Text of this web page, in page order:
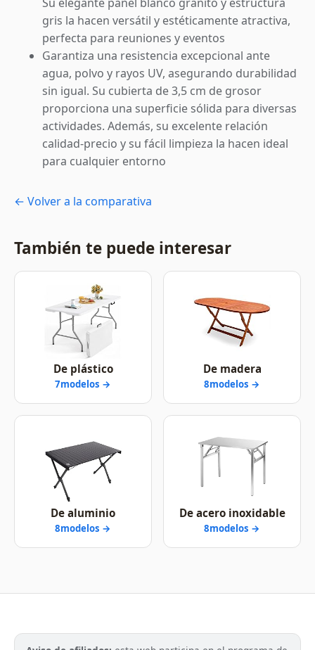
gris la hacen versátil y estéticamente atractiva,
perfecta para reuniones y eventos
Garantiza una resistencia excepcional ante
agua, polvo y rayos UV, asegurando durabilidad
sin igual. Su cubierta de 3,5 cm de grosor
proporciona una superficie sólida para diversas
actividades. Además, su excelente relación
calidad-precio y su fácil limpieza la hacen ideal
para cualquier entorno
← Volver a la comparativa
También te puede interesar
De plástico
7modelos →
De madera
8modelos →
De aluminio
8modelos →
De acero inoxidable
8modelos →